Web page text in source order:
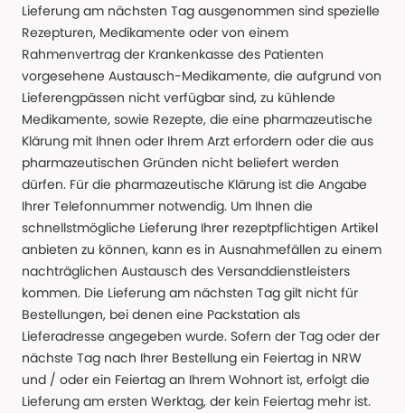
Lieferung am nächsten Tag ausgenommen sind spezielle
Rezepturen, Medikamente oder von einem
Rahmenvertrag der Krankenkasse des Patienten
vorgesehene Austausch-Medikamente, die aufgrund von
Lieferengpässen nicht verfügbar sind, zu kühlende
Medikamente, sowie Rezepte, die eine pharmazeutische
Klärung mit Ihnen oder Ihrem Arzt erfordern oder die aus
pharmazeutischen Gründen nicht beliefert werden
dürfen. Für die pharmazeutische Klärung ist die Angabe
Ihrer Telefonnummer notwendig. Um Ihnen die
schnellstmögliche Lieferung Ihrer rezeptpflichtigen Artikel
anbieten zu können, kann es in Ausnahmefällen zu einem
nachträglichen Austausch des Versanddienstleisters
kommen. Die Lieferung am nächsten Tag gilt nicht für
Bestellungen, bei denen eine Packstation als
Lieferadresse angegeben wurde. Sofern der Tag oder der
nächste Tag nach Ihrer Bestellung ein Feiertag in NRW
und / oder ein Feiertag an Ihrem Wohnort ist, erfolgt die
Lieferung am ersten Werktag, der kein Feiertag mehr ist.